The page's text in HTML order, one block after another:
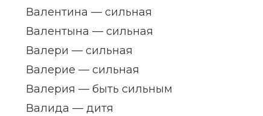
Валентина — сильная
Валентына — сильная
Валери — сильная
Валерие — сильная
Валерия — быть сильным
Валида — дитя